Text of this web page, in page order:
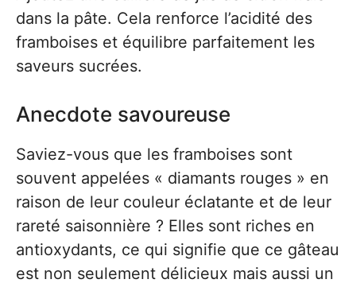
dans la pâte. Cela renforce l’acidité des
framboises et équilibre parfaitement les
saveurs sucrées.
Anecdote savoureuse
Saviez-vous que les framboises sont
souvent appelées « diamants rouges » en
raison de leur couleur éclatante et de leur
rareté saisonnière ? Elles sont riches en
antioxydants, ce qui signifie que ce gâteau
est non seulement délicieux mais aussi un